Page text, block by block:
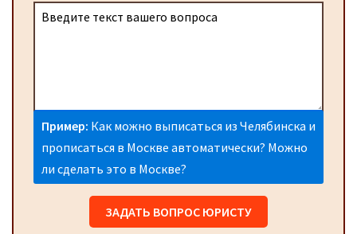
Пример: Как можно выписаться из Челябинска и
прописаться в Москве автоматически? Можно
ли сделать это в Москве?
ЗАДАТЬ ВОПРОС ЮРИСТУ